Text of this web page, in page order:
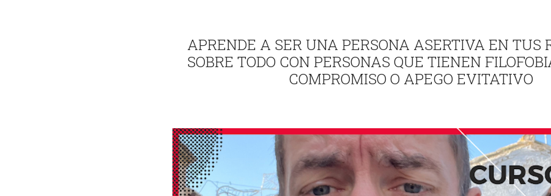
APRENDE A SER UNA PERSONA ASERTIVA EN TUS
SOBRE TODO CON PERSONAS QUE TIENEN
COMPROMISO O APEGO EVITATIVO